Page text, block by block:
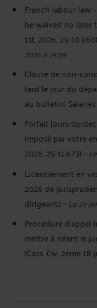
French labour law
be waived no later
1st, 2026, 25-
2026 à 19:39
Clause de non-
tard le jour du
au bulletin)
Forfait jours
imposé par votre
2026, 25-11.673)-
Licenciement en
2026 de
dirigeants- Le 29
Procédure
mettre à néant le
(Cass. Civ. 2ème